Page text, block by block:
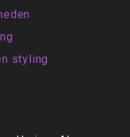
styling